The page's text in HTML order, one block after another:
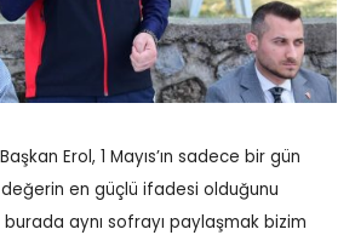
Erol, 1 Mayıs’ın sadece bir gün
en güçlü ifadesi olduğunu
aynı sofrayı paylaşmak bizim